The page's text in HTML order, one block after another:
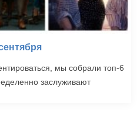
мы собрали топ-6
заслуживают